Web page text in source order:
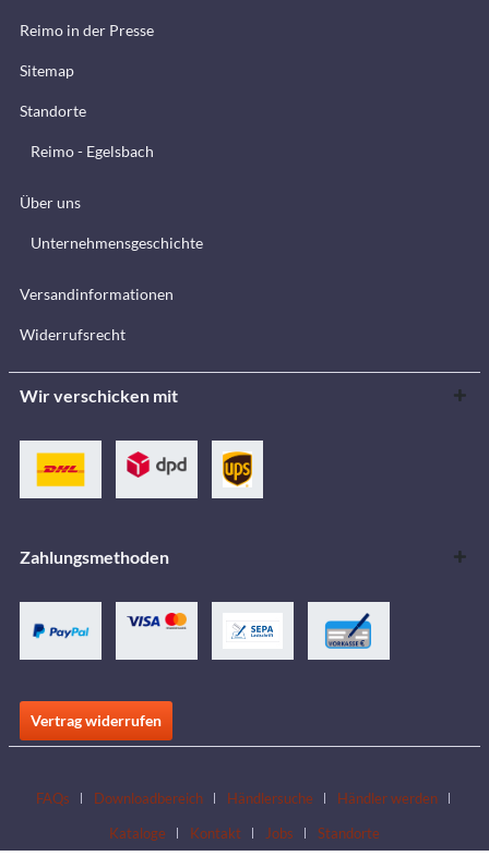
Reimo in der Presse
Sitemap
Standorte
Reimo - Egelsbach
Über uns
Unternehmensgeschichte
Versandinformationen
Widerrufsrecht
Wir verschicken mit
Zahlungsmethoden
Vertrag widerrufen
FAQs Downloadbereich Händlersuche
Händler werden
Kataloge
Kontakt Jobs Standorte